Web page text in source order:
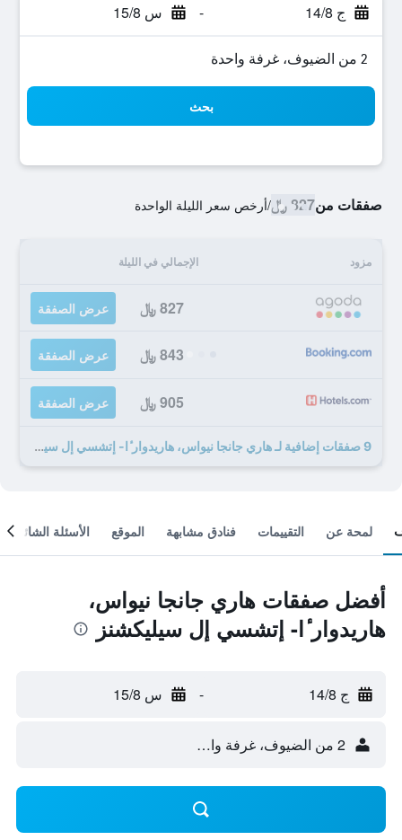
ج 14/8 - س 15/8
2 من الضيوف، غرفة واحدة
بحث
صفقات من827 ﷼ /أرخص سعر الليلة الواحدة
مزود الإجمالي في الليلة
827 ﷼ عرض الصفقة
843 ﷼ عرض الصفقة
905 ﷼ عرض الصفقة
9 صفقات إضافية لـ هاري جانجا نيواس، هاريدوار ٔا- إتشسي إل سيليكشنز
لمحة عن التقييمات فنادق مشابهة الموقع الأسئلة الشائعة
أفضل صفقات هاري جانجا نيواس،
هاريدوار ٔا- إتشسي إل سيليكشنز
ج 14/8 - س 15/8
2 من الضيوف، غرفة واحدة